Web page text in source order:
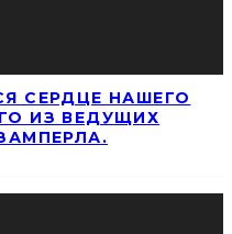
СЕРДЦЕ НАШЕГО
ИЗ ВЕДУЩИХ